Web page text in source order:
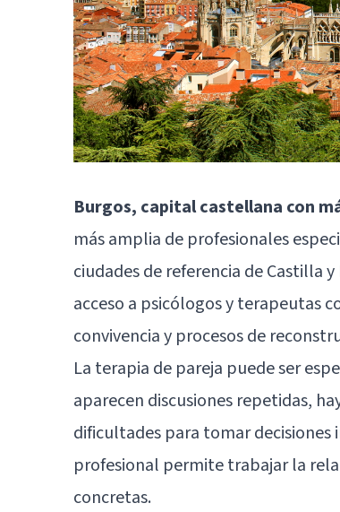
Burgos, capital castellana con
más amplia de profesionales
ciudades de referencia de Castilla
acceso a psicólogos y terapeutas
convivencia y procesos de
La terapia de pareja puede ser
aparecen discusiones repetidas,
dificultades para tomar decisiones
profesional permite trabajar la
concretas.